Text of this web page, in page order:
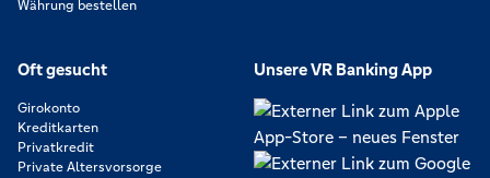
Währung bestellen
Oft gesucht
Girokonto
Kreditkarten
Privatkredit
Private Altersvorsorge
Unsere VR Banking App